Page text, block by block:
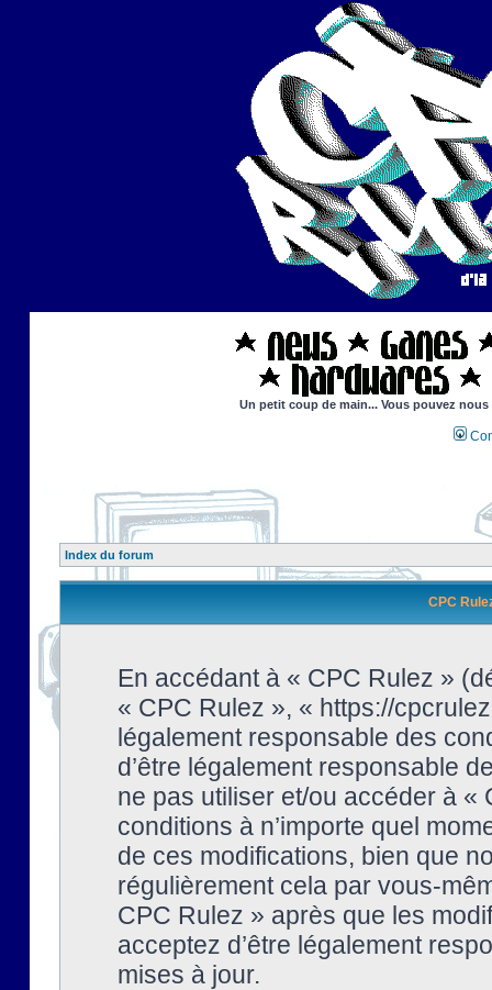
Un petit coup de main... Vous pouvez
Index du forum
CPC
En accédant à « CPC Rulez »
« CPC Rulez », « https://
légalement responsable des
d’être légalement responsable
ne pas utiliser et/ou accéder à
conditions à n’importe quel
de ces modifications, bien que
régulièrement cela par vous-
CPC Rulez » après que les
acceptez d’être légalement
mises à jour.